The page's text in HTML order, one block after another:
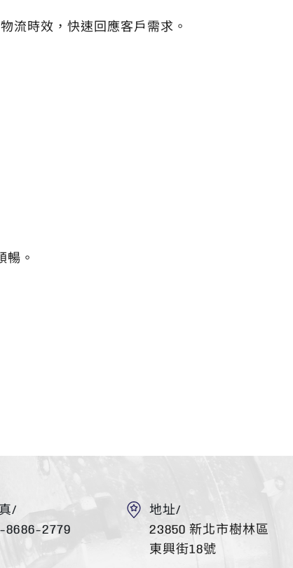
流時效，快速回應客戶需求。
暢。
/
8686-2779
地址/
23850 新北市樹林區
東興街18號